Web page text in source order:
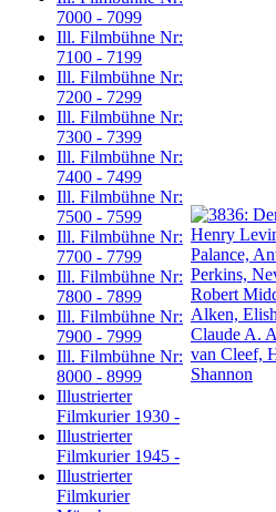
7000 - 7099
Ill. Filmbühne Nr:
7100 - 7199
Ill. Filmbühne Nr:
7200 - 7299
Ill. Filmbühne Nr:
7300 - 7399
Ill. Filmbühne Nr:
7400 - 7499
Ill. Filmbühne Nr:
7500 - 7599
Ill. Filmbühne Nr:
7700 - 7799
Ill. Filmbühne Nr:
7800 - 7899
Ill. Filmbühne Nr:
7900 - 7999
Ill. Filmbühne Nr:
8000 - 8999
Illustrierter
Filmkurier 1930 -
Illustrierter
Filmkurier 1945 -
Illustrierter
Filmkurier